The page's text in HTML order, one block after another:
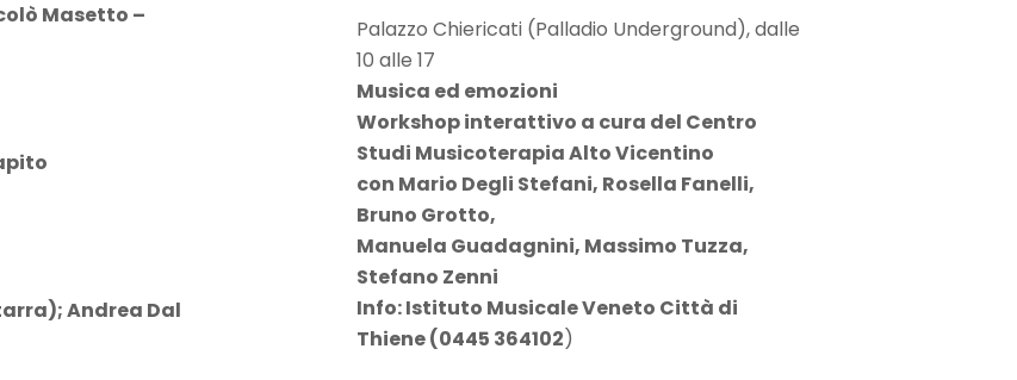
Masetto –
Andrea Dal
Palazzo Chiericati (Palladio Underground), dalle
10 alle 17
Musica ed emozioni
Workshop interattivo a cura del Centro
Studi Musicoterapia Alto Vicentino
con Mario Degli Stefani, Rosella Fanelli,
Bruno Grotto,
Manuela Guadagnini, Massimo Tuzza,
Stefano Zenni
Info: Istituto Musicale Veneto Città di
Thiene (0445 364102)